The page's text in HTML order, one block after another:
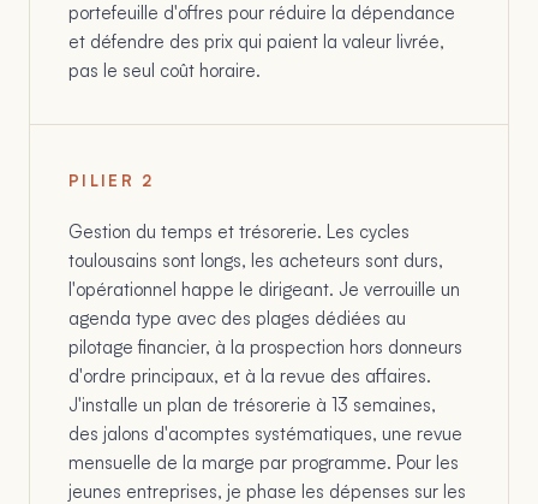
portefeuille d'offres pour réduire la dépendance
et défendre des prix qui paient la valeur livrée,
pas le seul coût horaire.
PILIER 2
Gestion du temps et trésorerie. Les cycles
toulousains sont longs, les acheteurs sont durs,
l'opérationnel happe le dirigeant. Je verrouille un
agenda type avec des plages dédiées au
pilotage financier, à la prospection hors donneurs
d'ordre principaux, et à la revue des affaires.
J'installe un plan de trésorerie à 13 semaines,
des jalons d'acomptes systématiques, une revue
mensuelle de la marge par programme. Pour les
jeunes entreprises, je phase les dépenses sur les